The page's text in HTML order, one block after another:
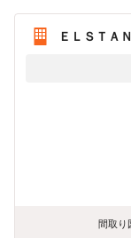
ＥＬＳＴＡ
間取り